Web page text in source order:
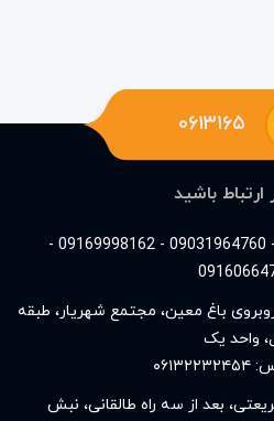
۰۶۱۳۱۶۵
ارتباط باشید
پشتیبانی 09051572779 - 09031964760 - 09169998162 -
روبروی باغ معین، مجتمع شهریار، طبقه
واحد یک
۰۶۱۳۲۲۳۲۴۵۴
بعد از سه راه طالقانی، نبش